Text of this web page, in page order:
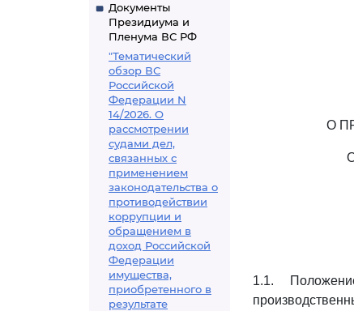
Документы
Президиума и
Пленума ВС РФ
"Тематический
обзор ВС
Российской
Федерации N
14/2026. О
рассмотрении
судами дел,
связанных с
применением
законодательства о
противодействии
коррупции и
обращением в
доход Российской
Федерации
имущества,
приобретенного в
результате
О
1.1.